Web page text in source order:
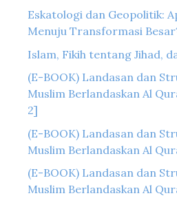
Eskatologi dan Geopolitik:
Menuju Transformasi
Islam, Fikih tentang Jihad,
(E-BOOK) Landasan dan
Muslim Berlandaskan Al
2]
(E-BOOK) Landasan dan
Muslim Berlandaskan Al
(E-BOOK) Landasan dan
Muslim Berlandaskan Al